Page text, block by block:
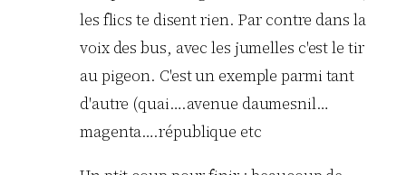
les flics te disent rien. Par contre dans la
voix des bus, avec les jumelles c'est le tir
au pigeon. C'est un exemple parmi tant
d'autre (quai….avenue daumesnil…
magenta….république etc